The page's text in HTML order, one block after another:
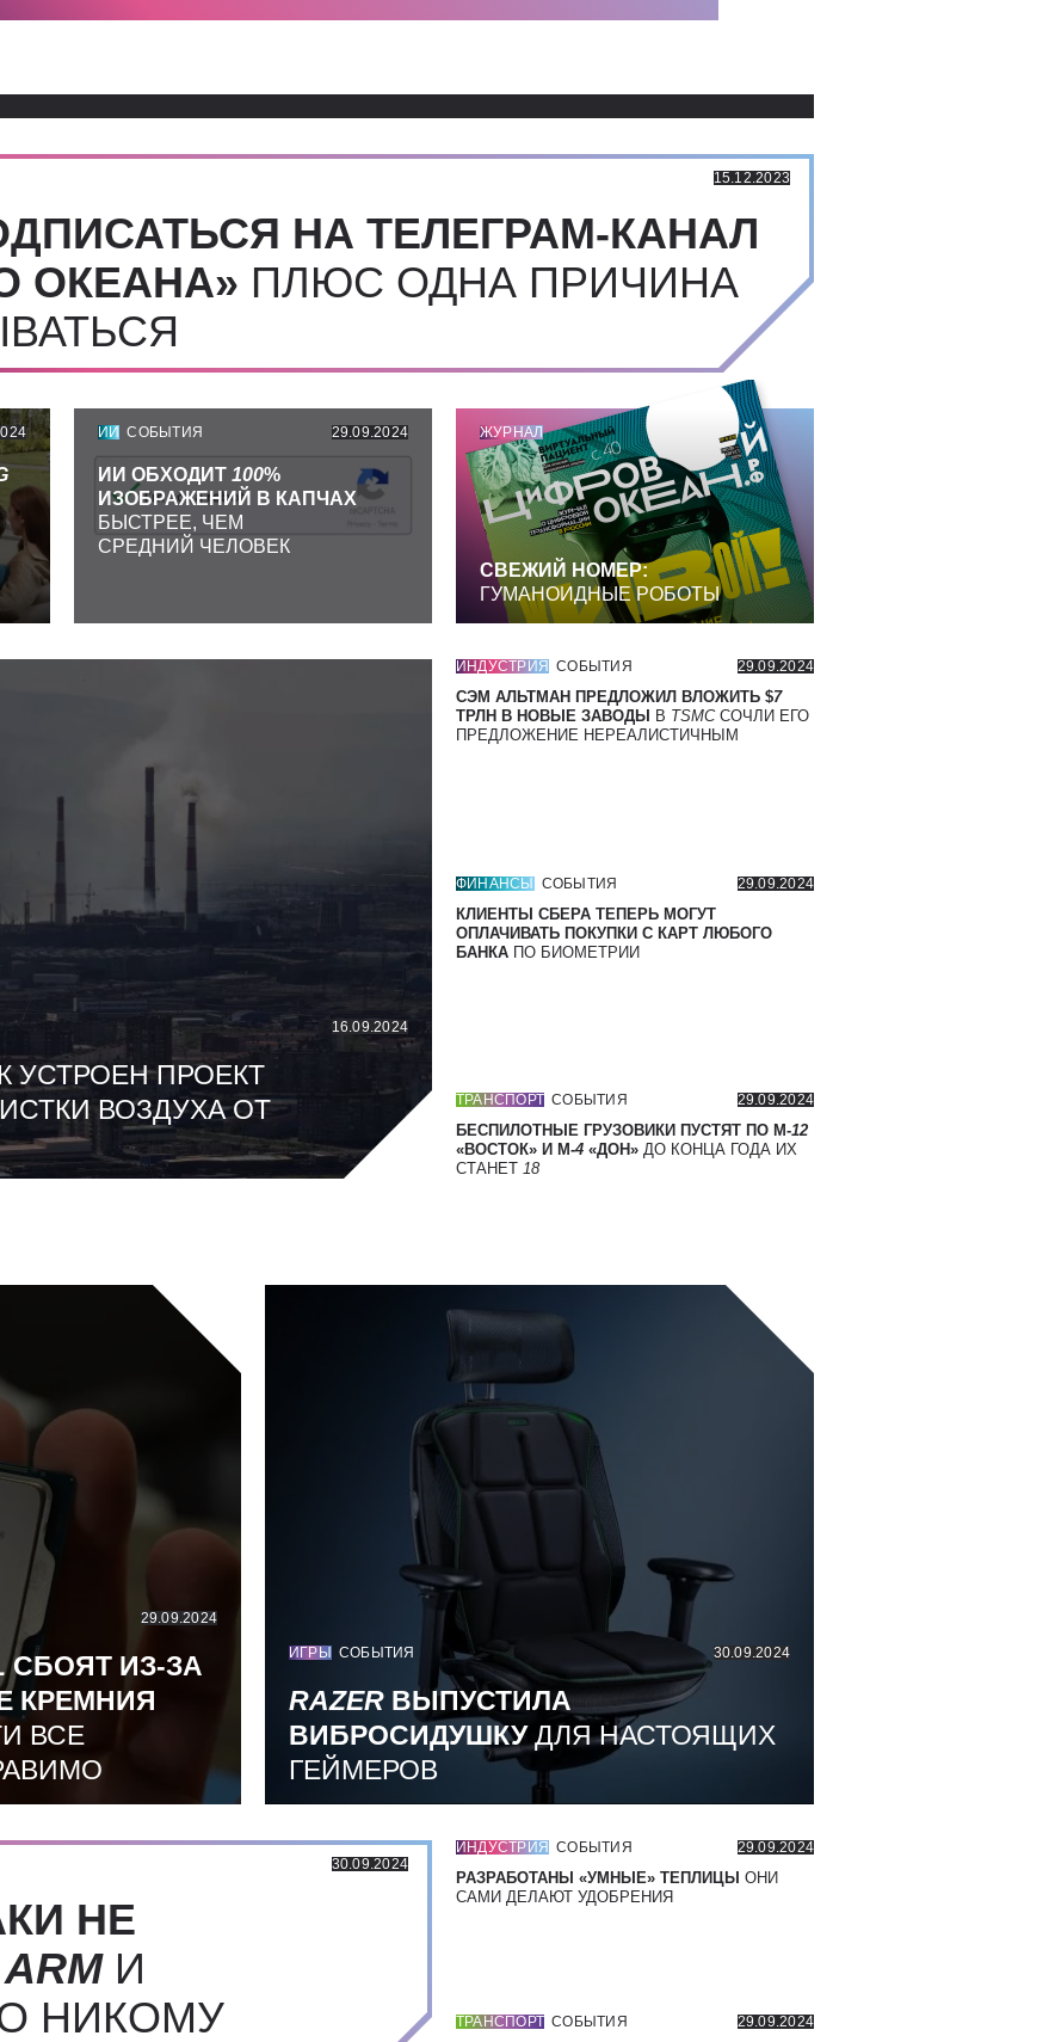
15.12.2023
НА ТЕЛЕГРАМ-КАНАЛ
ОКЕАНА» ПЛЮС ОДНА ПРИЧИНА
ИИ СОБЫТИЯ 29.09.2024
ИИ ОБХОДИТ 100%
ИЗОБРАЖЕНИЙ В КАПЧАХ
БЫСТРЕЕ, ЧЕМ
СРЕДНИЙ ЧЕЛОВЕК
ЖУРНАЛ
СВЕЖИЙ НОМЕР:
ГУМАНОИДНЫЕ РОБОТЫ
16.09.2024
УСТРОЕН ПРОЕКТ
ВОЗДУХА ОТ
ИНДУСТРИЯ СОБЫТИЯ 29.09.2024
СЭМ АЛЬТМАН ПРЕДЛОЖИЛ ВЛОЖИТЬ $7
ТРЛН В НОВЫЕ ЗАВОДЫ
В TSMC СОЧЛИ ЕГО
ПРЕДЛОЖЕНИЕ НЕРЕАЛИСТИЧНЫМ
ФИНАНСЫ СОБЫТИЯ 29.09.2024
КЛИЕНТЫ СБЕРА ТЕПЕРЬ МОГУТ
ОПЛАЧИВАТЬ ПОКУПКИ С КАРТ ЛЮБОГО
БАНКА ПО БИОМЕТРИИ
ТРАНСПОРТ СОБЫТИЯ 29.09.2024
БЕСПИЛОТНЫЕ ГРУЗОВИКИ ПУСТЯТ ПО М-12
«ВОСТОК» И М-4 «ДОН» ДО КОНЦА ГОДА ИХ
СТАНЕТ 18
29.09.2024
СБОЯТ ИЗ-ЗА
КРЕМНИЯ
ВСЕ
ИГРЫ СОБЫТИЯ 30.09.2024
RAZER ВЫПУСТИЛА
ВИБРОСИДУШКУДЛЯ НАСТОЯЩИХ
ГЕЙМЕРОВ
30.09.2024
НЕ
ARMИ
НИКОМУ
ИНДУСТРИЯ СОБЫТИЯ 29.09.2024
РАЗРАБОТАНЫ «УМНЫЕ» ТЕПЛИЦЫ ОНИ
САМИ ДЕЛАЮТ УДОБРЕНИЯ
ТРАНСПОРТ СОБЫТИЯ 29.09.2024